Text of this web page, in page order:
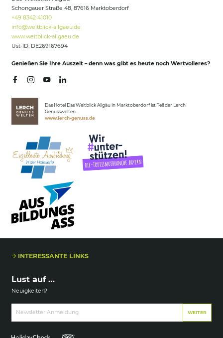
Schongauer Straße 48, 87616 Marktoberdorf
+49 8342 41010
info@weitblick-allgaeu.de
www.weitblick-allgaeu.de
Ust-ID: DE269167694
Genießen Sie Ihre Auszeit – denn was gibt es heute noch Wertvolleres?
Das Hotel Das Weitblick Allgäu in Marktoberdorf ist Teil der Lerch
Genusswelten.
www.lerch-genuss.de
INTERESSANTE LINKS
Lust auf …
Neuigkeiten?
Newsletter Anmeldung WEITER